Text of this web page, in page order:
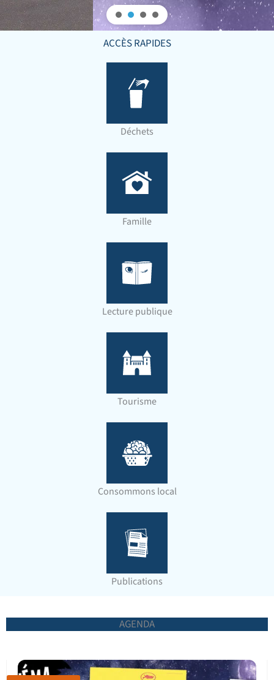
ACCÈS RAPIDES
Déchets
Famille
Lecture publique
Tourisme
Consommons local
Publications
AGENDA